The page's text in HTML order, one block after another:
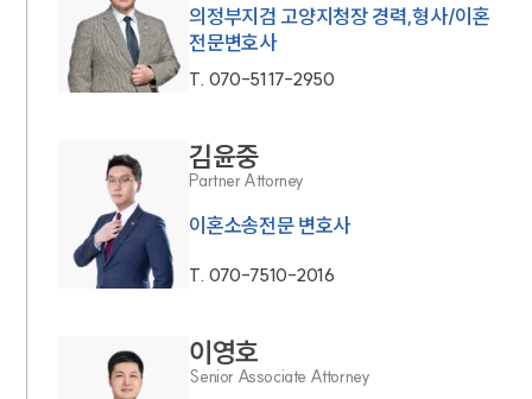
의정부지검 고양지청장 경력,형사/이혼
전문변호사
T. 070-5117-2950
김윤중
Partner Attorney
이혼소송전문 변호사
T. 070-7510-2016
이영호
Senior Associate Attorney